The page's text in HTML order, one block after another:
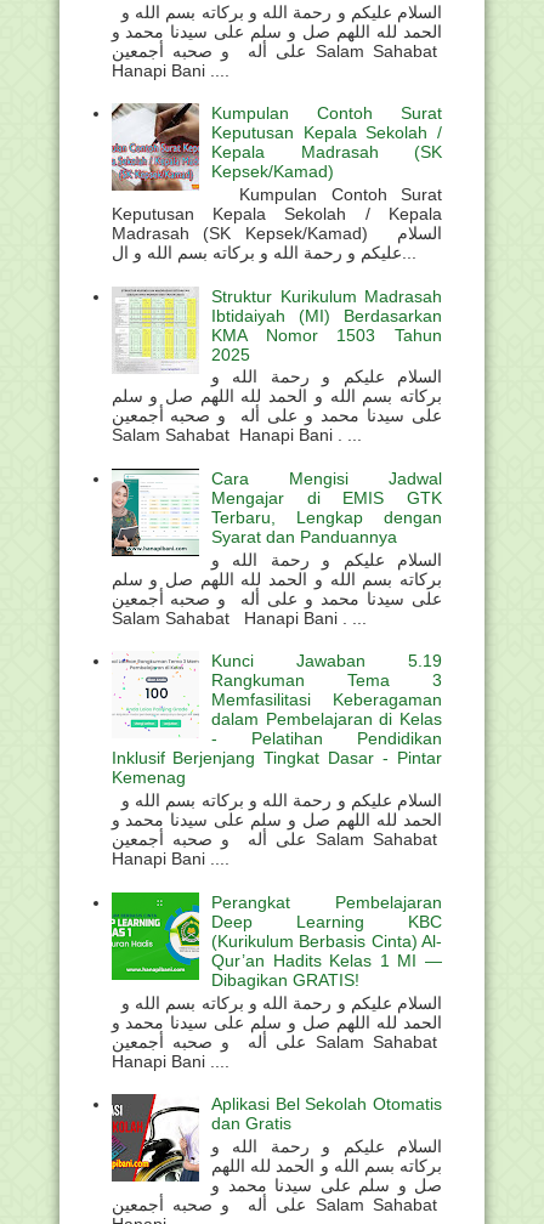
الحمد لله اللهم صل و سلم على سيدنا محمد و
على أله و صحبه أجمعين Salam Sahabat
Hanapi Bani ....
Kumpulan Contoh Surat
Keputusan Kepala Sekolah /
Kepala Madrasah (SK
Kepsek/Kamad)
Kumpulan Contoh Surat
Keputusan Kepala Sekolah / Kepala
Madrasah (SK Kepsek/Kamad) السلام
Struktur Kurikulum Madrasah
Ibtidaiyah (MI) Berdasarkan
KMA Nomor 1503 Tahun
2025
السلام عليكم و رحمة الله و
بركاته بسم الله و الحمد لله اللهم صل و سلم
على سيدنا محمد و على أله و صحبه أجمعين
Salam Sahabat Hanapi Bani . ...
Cara Mengisi Jadwal
Mengajar di EMIS GTK
Terbaru, Lengkap dengan
Syarat dan Panduannya
السلام عليكم و رحمة الله و
بركاته بسم الله و الحمد لله اللهم صل و سلم
على سيدنا محمد و على أله و صحبه أجمعين
Salam Sahabat Hanapi Bani . ...
Kunci Jawaban 5.19
Rangkuman Tema 3
Memfasilitasi Keberagaman
dalam Pembelajaran di Kelas
- Pelatihan Pendidikan
Inklusif Berjenjang Tingkat Dasar - Pintar
Kemenag
الحمد لله اللهم صل و سلم على سيدنا محمد و
على أله و صحبه أجمعين Salam Sahabat
Hanapi Bani ....
Perangkat Pembelajaran
Deep Learning KBC
(Kurikulum Berbasis Cinta) Al-
Qur’an Hadits Kelas 1 MI —
Dibagikan GRATIS!
الحمد لله اللهم صل و سلم على سيدنا محمد و
على أله و صحبه أجمعين Salam Sahabat
Hanapi Bani ....
Aplikasi Bel Sekolah Otomatis
dan Gratis
السلام عليكم و رحمة الله و
بركاته بسم الله و الحمد لله اللهم
صل و سلم على سيدنا محمد و
على أله و صحبه أجمعين Salam Sahabat